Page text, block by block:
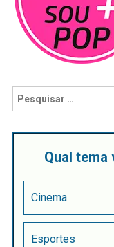
Qual
Cinema
Esportes